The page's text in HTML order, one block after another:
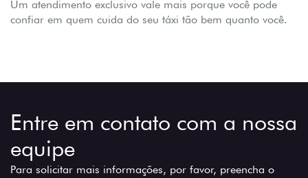
Um atendimento exclusivo vale mais porque você pode
confiar em quem cuida do seu táxi tão bem quanto você.
Entre em contato com a nossa
equipe
Para solicitar mais informações, por favor, preencha o